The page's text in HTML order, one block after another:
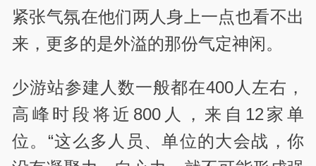
紧张气氛在他们两人身上一点也看不出
来，更多的是外溢的那份气定神闲。
少游站参建人数一般都在400人左右，
高峰时段将近800人，来自12家单
位。“这么多人员、单位的大会战，你